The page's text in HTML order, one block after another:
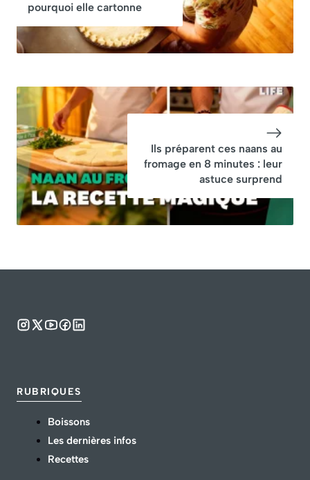
pourquoi elle cartonne
Ils préparent ces naans au
fromage en 8 minutes : leur
astuce surprend
RUBRIQUES
Boissons
Les dernières infos
Recettes